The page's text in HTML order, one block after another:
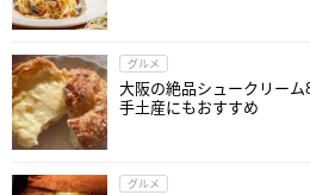
グルメ
大阪の絶品シュークリー
手土産にもおすすめ
グルメ